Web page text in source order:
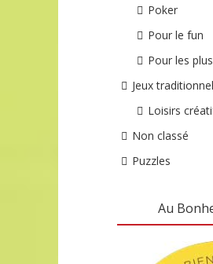
Poker
Pour le fun
Pour les
Jeux
Loisirs
Non classé
Puzzles
Au